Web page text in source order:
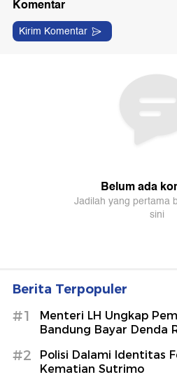
Berita Terpopuler
#1
Menteri LH Ungkap
Bandung Bayar Denda
#2
Polisi Dalami Identitas
Kematian Sutrimo